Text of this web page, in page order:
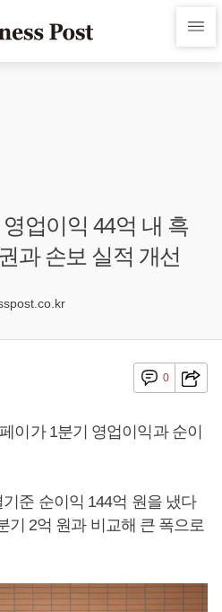
업이익 44억 내 흑
과 손보 실적 개선
0
이가 1분기 영업이익과 순이
준 순이익 144억 원을 냈다
기 2억 원과 비교해 큰 폭으로